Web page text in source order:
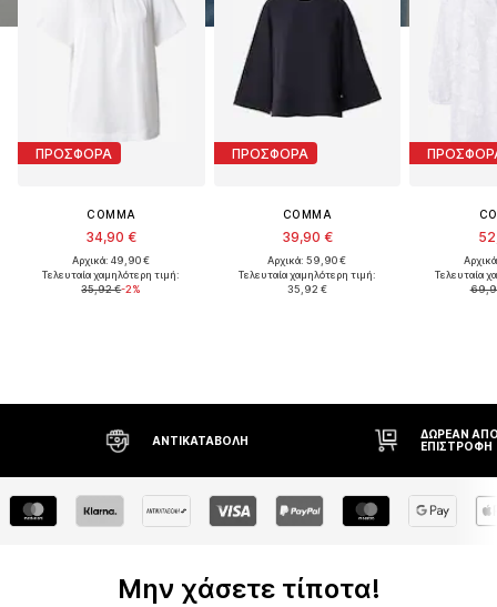
ΠΡΟΣΦΟΡΑ
COMMA
34,90 €
Αρχικά: 49,90 €
Τελευταία χαμηλότερη τιμή:
35,92 €-2%
ΠΡΟΣΦΟΡΑ
COMMA
39,90 €
Αρχικά: 59,90 €
Τελευταία χαμηλότερη τιμή:
35,92 €
Τελευταία
ΑΝΤΙΚΑΤΑΒΟΛΉ
ΔΩΡΕΆΝ
ΕΠΙΣΤΡΟΦΉ
Μην χάσετε τίποτα!